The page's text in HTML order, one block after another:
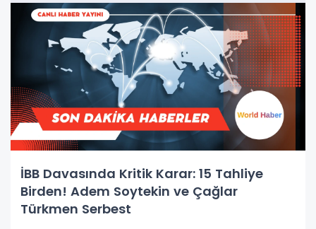
İBB Davasında Kritik Karar: 15 Tahliye
Birden! Adem Soytekin ve Çağlar
Türkmen Serbest